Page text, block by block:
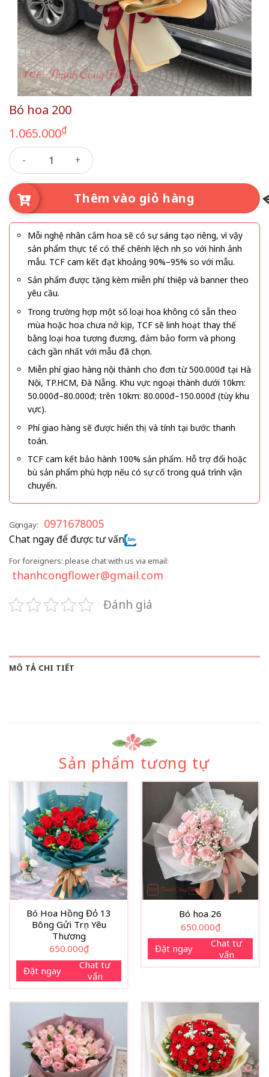
Bó hoa 200
1.065.000₫
Bó hoa 200 số lượng
Thêm vào giỏ hàng
Mỗi nghệ nhân cắm hoa sẽ có sự sáng tạo riêng, vì vậy
sản phẩm thực tế có thể chênh lệch nhẹ so với hình ảnh
mẫu. TCF cam kết đạt khoảng 90%–95% so với mẫu.
Sản phẩm được tặng kèm miễn phí thiệp và banner theo
yêu cầu.
Trong trường hợp một số loại hoa không có sẵn theo
mùa hoặc hoa chưa nở kịp, TCF sẽ linh hoạt thay thế
bằng loại hoa tương đương, đảm bảo form và phong
cách gần nhất với mẫu đã chọn.
Miễn phí giao hàng nội thành cho đơn từ 500.000đ tại Hà
Nội, TP.HCM, Đà Nẵng. Khu vực ngoại thành dưới 10km:
50.000đ–80.000đ; trên 10km: 80.000đ–150.000đ (tùy khu
vực).
Phí giao hàng sẽ được hiển thị và tính tại bước thanh
toán.
TCF cam kết bảo hành 100% sản phẩm. Hỗ trợ đổi hoặc
bù sản phẩm phù hợp nếu có sự cố trong quá trình vận
chuyển.
Gọi ngay: 0971678005
Chat ngay để được tư vấn
For foreigners: please chat with us via email:
thanhcongflower@gmail.com
Đánh giá
MÔ TẢ CHI TIẾT
Sản phẩm tương tự
Bó Hoa Hồng Đỏ 13
Bông Gửi Trọn Yêu
Thương
650.000₫
Đặt ngay
Chat tư
vấn
Bó hoa 26
650.000₫
Đặt ngay
Chat tư
vấn